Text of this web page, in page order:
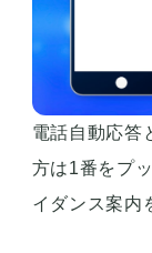
電話自動応答
方は1番をプ
イダンス案内